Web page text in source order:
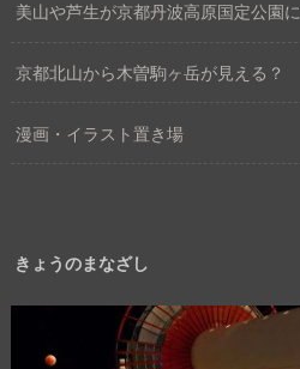
美山や芦生が京都丹波高原国定公園
京都北山から木曽駒ヶ岳が見える？
漫画・イラスト置き場
きょうのまなざし